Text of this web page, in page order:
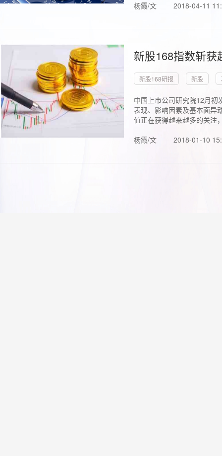
杨霞/文
2018-04-11
新股168指数斩
新股168研报 新股
中国上市公司研究院12月初
表现、影响因素及基本面异
值正在获得越来越多的关注
杨霞/文
2018-01-10